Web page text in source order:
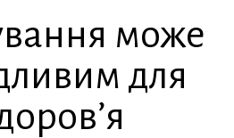
може
для